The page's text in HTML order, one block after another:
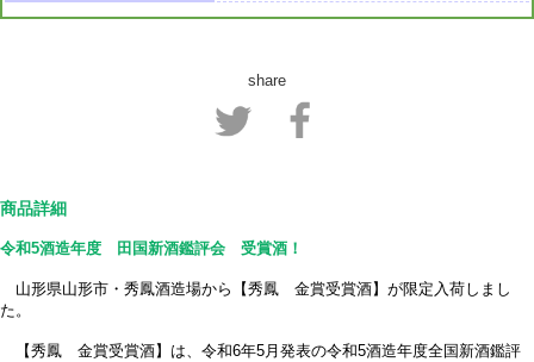
share
商品詳細
令和5酒造年度 田国新酒鑑評会 受賞酒！
山形県山形市・秀鳳酒造場から【秀鳳 金賞受賞酒】が限定入荷しまし
た。
【秀鳳 金賞受賞酒】は、令和6年5月発表の令和5酒造年度全国新酒鑑評